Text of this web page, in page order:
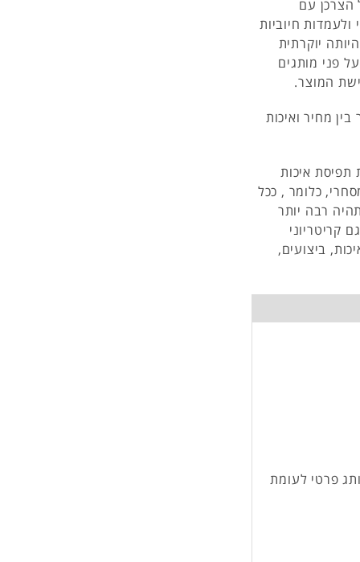
הצרכן עם
חיוביות
יוקרתית
פני מותגים
המוצר.
מחיר ואיכות
תפיסת איכות
כלומר , ככל
רבה יותר
קריטריוני
ביצועים,
פרטי לעומת